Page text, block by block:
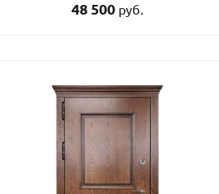
48 500 руб.